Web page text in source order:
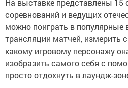
На выставке представлены 15
соревнований и ведущих
можно поиграть в популярные
трансляции матчей, измерить
какому игровому персонажу
изобразить самого себя с
просто отдохнуть в лаундж-